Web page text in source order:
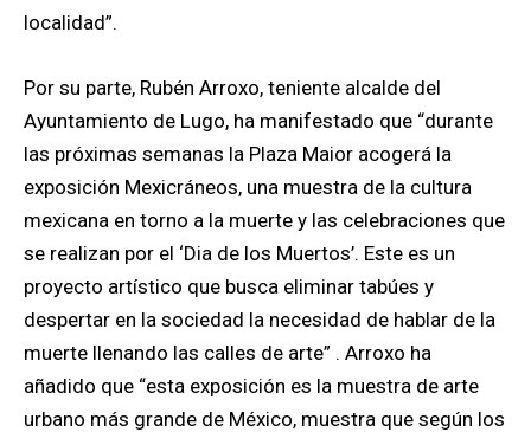
localidad”.
Por su parte, Rubén Arroxo, teniente alcalde del
Ayuntamiento de Lugo, ha manifestado que “durante
las próximas semanas la Plaza Maior acogerá la
exposición Mexicráneos, una muestra de la cultura
mexicana en torno a la muerte y las celebraciones que
se realizan por el ‘Dia de los Muertos’. Este es un
proyecto artístico que busca eliminar tabúes y
despertar en la sociedad la necesidad de hablar de la
muerte llenando las calles de arte” . Arroxo ha
añadido que “esta exposición es la muestra de arte
urbano más grande de México, muestra que según los